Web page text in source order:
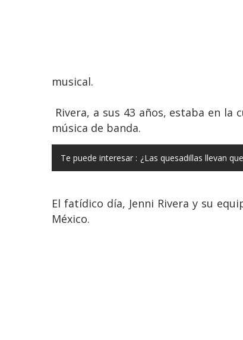
musical.
Rivera, a sus 43 años, estaba en
música de banda.
Te puede interesar : ¿Las quesadillas llevan
El fatídico día, Jenni Rivera y su
México.